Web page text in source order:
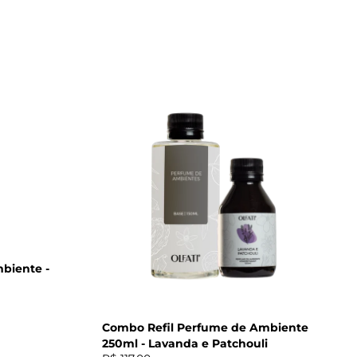
-
Combo Refil Perfume de Ambiente
250ml - Lavanda e Patchouli